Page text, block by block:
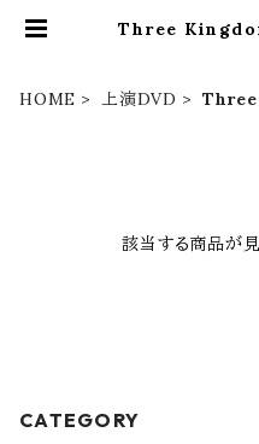
Three
HOME 上演DVD Three
該当する商品が見
CATEGORY